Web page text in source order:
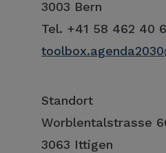
3003 Bern
Tel. +41 58 462 40
Standort
Worblentalstrasse
3063 Ittigen